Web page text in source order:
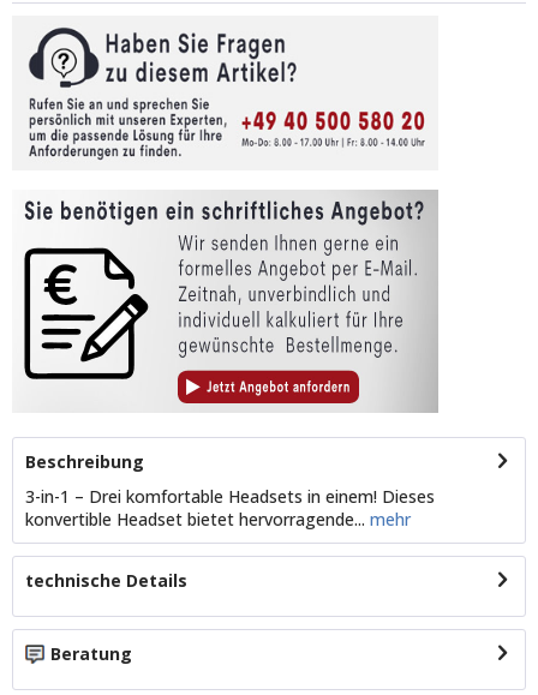
Beschreibung
3-in-1 – Drei komfortable Headsets in einem! Dieses
konvertible Headset bietet hervorragende... mehr
technische Details
Beratung